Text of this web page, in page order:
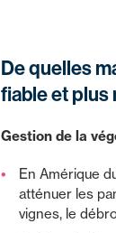
De quelles
fiable et plus
Gestion de la
En Amérique
atténuer les
vignes, le